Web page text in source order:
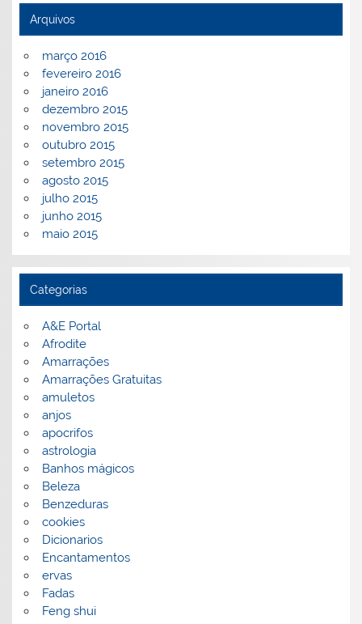
Arquivos
março 2016
fevereiro 2016
janeiro 2016
dezembro 2015
novembro 2015
outubro 2015
setembro 2015
agosto 2015
julho 2015
junho 2015
maio 2015
Categorias
A&E Portal
Afrodite
Amarrações
Amarrações Gratuitas
amuletos
anjos
apocrifos
astrologia
Banhos mágicos
Beleza
Benzeduras
cookies
Dicionarios
Encantamentos
ervas
Fadas
Feng shui